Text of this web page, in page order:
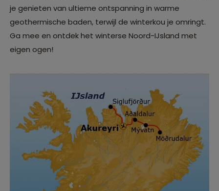
je genieten van ultieme ontspanning in warme
geothermische baden, terwijl de winterkou je omringt.
Ga mee en ontdek het winterse Noord-IJsland met
eigen ogen!